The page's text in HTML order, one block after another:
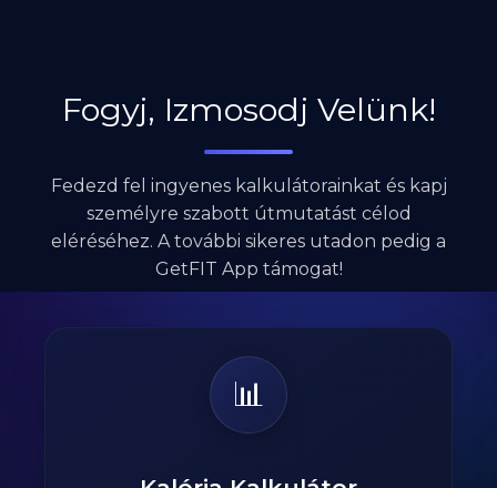
Fogyj, Izmosodj Velünk!
Fedezd fel ingyenes kalkulátorainkat és kapj
személyre szabott útmutatást célod
eléréséhez. A további sikeres utadon pedig a
GetFIT App támogat!
📊